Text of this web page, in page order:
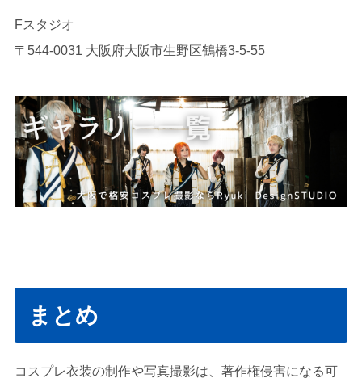
Fスタジオ
〒544-0031 大阪府大阪市生野区鶴橋3-5-55
まとめ
コスプレ衣装の制作や写真撮影は、著作権侵害になる可